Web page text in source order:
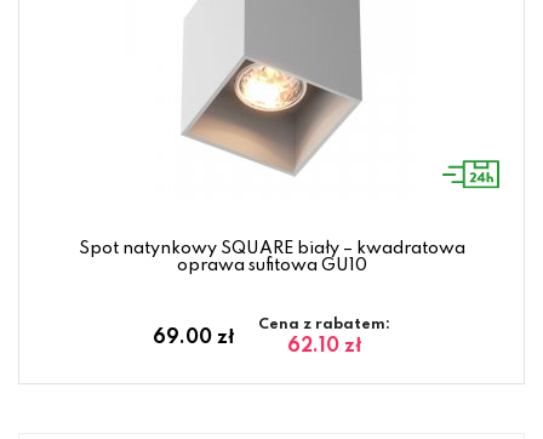
Spot natynkowy SQUARE biały – kwadratowa
oprawa sufitowa GU10
69.00 zł
Cena z rabatem:
62.10 zł